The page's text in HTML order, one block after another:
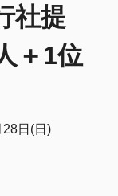
社提
＋1位
日(日)